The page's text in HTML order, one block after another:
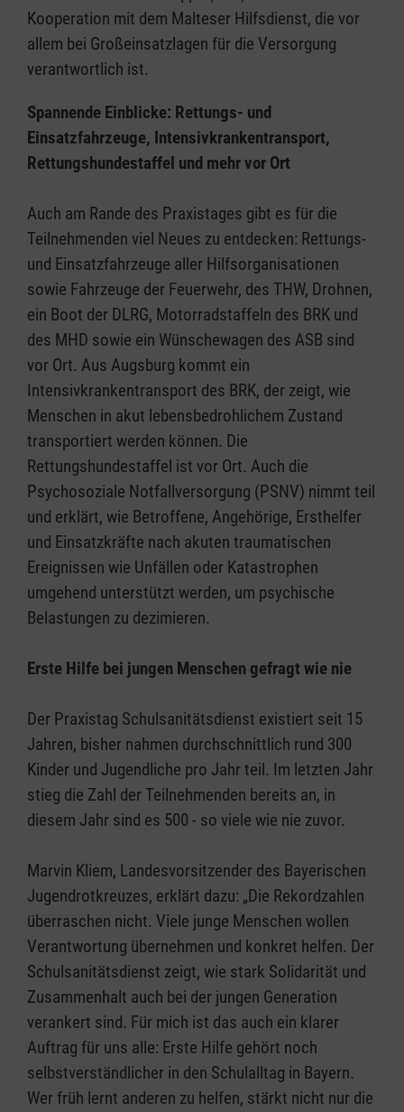
Kooperation mit dem Malteser Hilfsdienst, die vor
allem bei Großeinsatzlagen für die Versorgung
verantwortlich ist.
Spannende Einblicke: Rettungs- und
Einsatzfahrzeuge, Intensivkrankentransport,
Rettungshundestaffel und mehr vor Ort
Auch am Rande des Praxistages gibt es für die
Teilnehmenden viel Neues zu entdecken: Rettungs-
und Einsatzfahrzeuge aller Hilfsorganisationen
sowie Fahrzeuge der Feuerwehr, des THW, Drohnen,
ein Boot der DLRG, Motorradstaffeln des BRK und
des MHD sowie ein Wünschewagen des ASB sind
vor Ort. Aus Augsburg kommt ein
Intensivkrankentransport des BRK, der zeigt, wie
Menschen in akut lebensbedrohlichem Zustand
transportiert werden können. Die
Rettungshundestaffel ist vor Ort. Auch die
Psychosoziale Notfallversorgung (PSNV) nimmt teil
und erklärt, wie Betroffene, Angehörige, Ersthelfer
und Einsatzkräfte nach akuten traumatischen
Ereignissen wie Unfällen oder Katastrophen
umgehend unterstützt werden, um psychische
Belastungen zu dezimieren.
Erste Hilfe bei jungen Menschen gefragt wie nie
Der Praxistag Schulsanitätsdienst existiert seit 15
Jahren, bisher nahmen durchschnittlich rund 300
Kinder und Jugendliche pro Jahr teil. Im letzten Jahr
stieg die Zahl der Teilnehmenden bereits an, in
diesem Jahr sind es 500 - so viele wie nie zuvor.
Marvin Kliem, Landesvorsitzender des Bayerischen
Jugendrotkreuzes, erklärt dazu: „Die Rekordzahlen
überraschen nicht. Viele junge Menschen wollen
Verantwortung übernehmen und konkret helfen. Der
Schulsanitätsdienst zeigt, wie stark Solidarität und
Zusammenhalt auch bei der jungen Generation
verankert sind. Für mich ist das auch ein klarer
Auftrag für uns alle: Erste Hilfe gehört noch
selbstverständlicher in den Schulalltag in Bayern.
Wer früh lernt anderen zu helfen, stärkt nicht nur die